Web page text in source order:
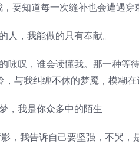
要知道每一次缝补也会遭遇穿
人，我能做的只有奉献。
咏叹，谁会读懂我。那一种等
与我纠缠不休的梦魇，模糊在
，我是你众多中的陌生
，我告诉自己要坚强，不哭，